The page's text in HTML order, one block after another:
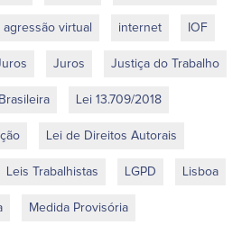
agressão virtual internet IOF
Juros Justiça do Trabalho
Lei 13.709/2018
Lei de Direitos Autorais
Leis Trabalhistas LGPD Lisboa
Medida Provisória